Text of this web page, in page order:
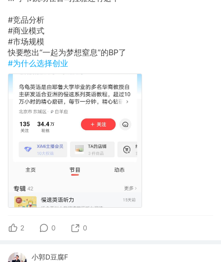
#竞品分析
#商业模式
#市场规模
快要憋出“一起为梦想窒息”的BP了
#为什么选择创业
2 0 0
小郭D豆腐F